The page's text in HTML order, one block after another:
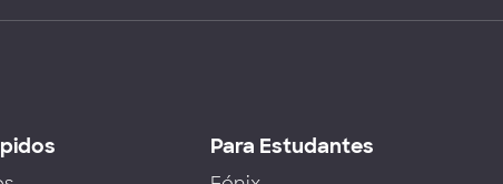
Para Estudantes